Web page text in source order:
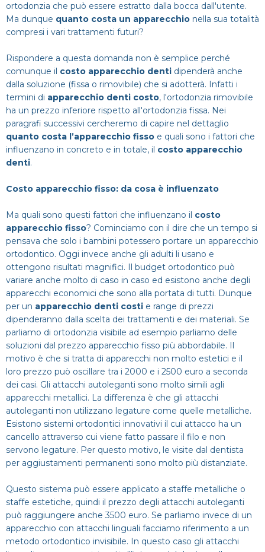
ortodonzia che può essere estratto dalla bocca dall'utente.
Ma dunque quanto costa un apparecchio nella sua totalità
compresi i vari trattamenti futuri?
Rispondere a questa domanda non è semplice perché
comunque il costo apparecchio denti dipenderà anche
dalla soluzione (fissa o rimovibile) che si adotterà. Infatti i
termini di apparecchio denti costo, l'ortodonzia rimovibile
ha un prezzo inferiore rispetto all'ortodonzia fissa. Nei
paragrafi successivi cercheremo di capire nel dettaglio
quanto costa l’apparecchio fisso e quali sono i fattori che
influenzano in concreto e in totale, il costo apparecchio
denti.
Costo apparecchio fisso: da cosa è influenzato
Ma quali sono questi fattori che influenzano il costo
apparecchio fisso? Cominciamo con il dire che un tempo si
pensava che solo i bambini potessero portare un apparecchio
ortodontico. Oggi invece anche gli adulti li usano e
ottengono risultati magnifici. Il budget ortodontico può
variare anche molto di caso in caso ed esistono anche degli
apparecchi economici che sono alla portata di tutti. Dunque
per un apparecchio denti costi e range di prezzi
dipenderanno dalla scelta dei trattamenti e dei materiali. Se
parliamo di ortodonzia visibile ad esempio parliamo delle
soluzioni dal prezzo apparecchio fisso più abbordabile. Il
motivo è che si tratta di apparecchi non molto estetici e il
loro prezzo può oscillare tra i 2000 e i 2500 euro a seconda
dei casi. Gli attacchi autoleganti sono molto simili agli
apparecchi metallici. La differenza è che gli attacchi
autoleganti non utilizzano legature come quelle metalliche.
Esistono sistemi ortodontici innovativi il cui attacco ha un
cancello attraverso cui viene fatto passare il filo e non
servono legature. Per questo motivo, le visite dal dentista
per aggiustamenti permanenti sono molto più distanziate.
Questo sistema può essere applicato a staffe metalliche o
staffe estetiche, quindi il prezzo degli attacchi autoleganti
può raggiungere anche 3500 euro. Se parliamo invece di un
apparecchio con attacchi linguali facciamo riferimento a un
metodo ortodontico invisibile. In questo caso gli attacchi